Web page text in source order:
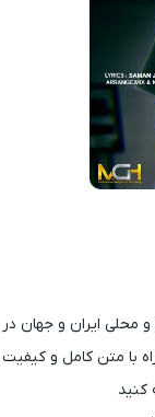
محلی ایران و جهان در
با متن کامل و کیفیت